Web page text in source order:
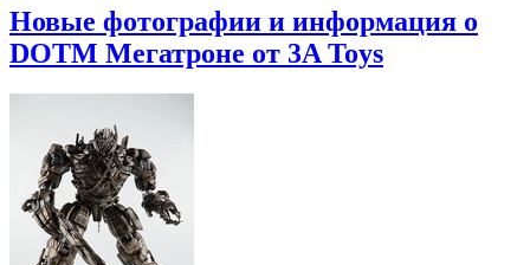
Новые фотографии и информация о
DOTM Мегатроне от 3A Toys